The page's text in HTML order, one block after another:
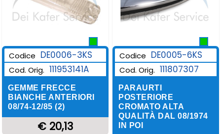
Codice DE0006-3KS
Cod. Orig. 111953141A
GEMME FRECCE
BIANCHE ANTERIORI
08/74-12/85 (2)
€ 20,13
Codice DE0005-6KS
Cod. Orig. 111807307
PARAURTI
POSTERIORE
CROMATO ALTA
QUALITÀ DAL 08/1974
IN POI